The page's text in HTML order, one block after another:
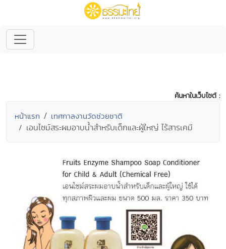
ค้นหาในเว็บไซต์ :
หน้าแรก เทศกาลงานวัดช่วยชาติ
เอนไซม์สระผมอาบน้ำสำหรับเด็กและผู้ใหญ่ ไร้สารเคมี